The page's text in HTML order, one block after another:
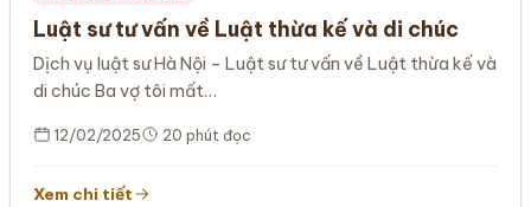
Luật sư tư vấn về Luật thừa kế và di chúc
Dịch vụ luật sư Hà Nội – Luật sư tư vấn về Luật thừa kế và
di chúc Ba vợ tôi mất…
12/02/2025 20 phút đọc
Xem chi tiết